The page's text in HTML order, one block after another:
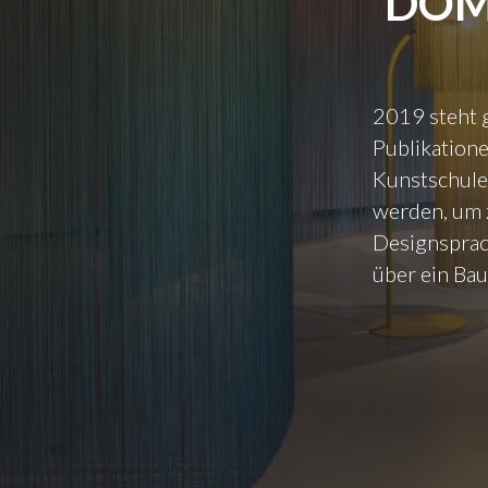
2019 steht
werden, um
über ein